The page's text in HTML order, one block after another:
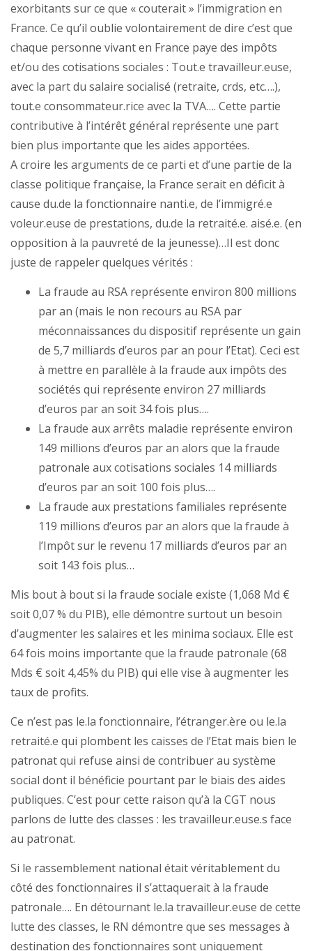
exorbitants sur ce que « couterait » l’immigration en
France. Ce qu’il oublie volontairement de dire c’est que
chaque personne vivant en France paye des impôts
et/ou des cotisations sociales : Tout.e travailleur.euse,
avec la part du salaire socialisé (retraite, crds, etc….),
tout.e consommateur.rice avec la TVA…. Cette partie
contributive à l’intérêt général représente une part
bien plus importante que les aides apportées.
A croire les arguments de ce parti et d’une partie de la
classe politique française, la France serait en déficit à
cause du.de la fonctionnaire nanti.e, de l’immigré.e
voleur.euse de prestations, du.de la retraité.e. aisé.e. (en
opposition à la pauvreté de la jeunesse)…Il est donc
juste de rappeler quelques vérités :
La fraude au RSA représente environ 800 millions
par an (mais le non recours au RSA par
méconnaissances du dispositif représente un gain
de 5,7 milliards d’euros par an pour l’Etat). Ceci est
à mettre en parallèle à la fraude aux impôts des
sociétés qui représente environ 27 milliards
d’euros par an soit 34 fois plus….
La fraude aux arrêts maladie représente environ
149 millions d’euros par an alors que la fraude
patronale aux cotisations sociales 14 milliards
d’euros par an soit 100 fois plus….
La fraude aux prestations familiales représente
119 millions d’euros par an alors que la fraude à
l’Impôt sur le revenu 17 milliards d’euros par an
soit 143 fois plus…
Mis bout à bout si la fraude sociale existe (1,068 Md €
soit 0,07 % du PIB), elle démontre surtout un besoin
d’augmenter les salaires et les minima sociaux. Elle est
64 fois moins importante que la fraude patronale (68
Mds € soit 4,45% du PIB) qui elle vise à augmenter les
taux de profits.
Ce n’est pas le.la fonctionnaire, l’étranger.ère ou le.la
retraité.e qui plombent les caisses de l’Etat mais bien le
patronat qui refuse ainsi de contribuer au système
social dont il bénéficie pourtant par le biais des aides
publiques. C’est pour cette raison qu’à la CGT nous
parlons de lutte des classes : les travailleur.euse.s face
au patronat.
Si le rassemblement national était véritablement du
côté des fonctionnaires il s’attaquerait à la fraude
patronale…. En détournant le.la travailleur.euse de cette
lutte des classes, le RN démontre que ses messages à
destination des fonctionnaires sont uniquement